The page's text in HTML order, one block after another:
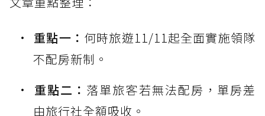
重點一： 何時旅遊11/11起全面實施領隊
不配房新制。
重點二： 落單旅客若無法配房，單房差
由旅行社全額吸收。